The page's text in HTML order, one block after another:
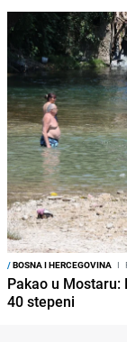
/BOSNA I HERCEGOVINA I
Pakao u
40 stepeni